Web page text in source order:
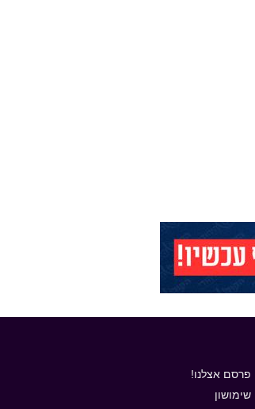
פרסם אצלנו!
שימושון